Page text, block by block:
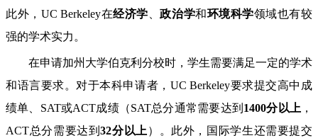
此外，UC Berkeley在经济学 、政治学和环境科学领域也有较
强的学术实力。
在申请加州大学伯克利分校时，学生需要满足一定的学术
和语言要求。对于本科申请者，UC Berkeley要求提交高中成
绩单、SAT或ACT成绩（SAT总分通常需要达到 1400分以上 ，
ACT总分需要达到32分以上 ）。此外，国际学生还需要提交